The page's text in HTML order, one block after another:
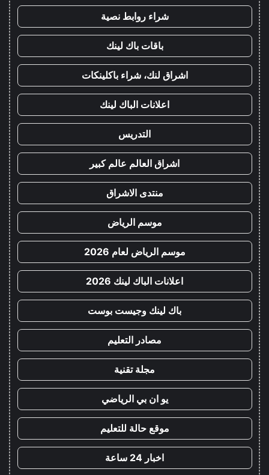
شراء روابط نصية
باقات باك لينك
اشراق لنك، شراء باكلينكات
اعلانات الباك لينك
التدريس
اشراق العالم عالم كبير
منتدى الاشراق
موسم الرياض
موسم الرياض لعام 2026
اعلانات الباك لينك 2026
باك لينك وجيست بوست
مصادر التعليم
مجلة تقنية
يو ان بي الرياضي
موقع حالة للتعليم
اخبار 24 ساعة